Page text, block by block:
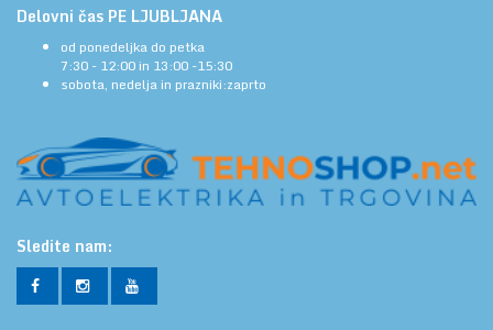
Delovni čas PE LJUBLJANA
od ponedeljka do petka
7:30 - 12:00 in 13:00 -15:30
sobota, nedelja in prazniki:zaprto
Sledite nam: